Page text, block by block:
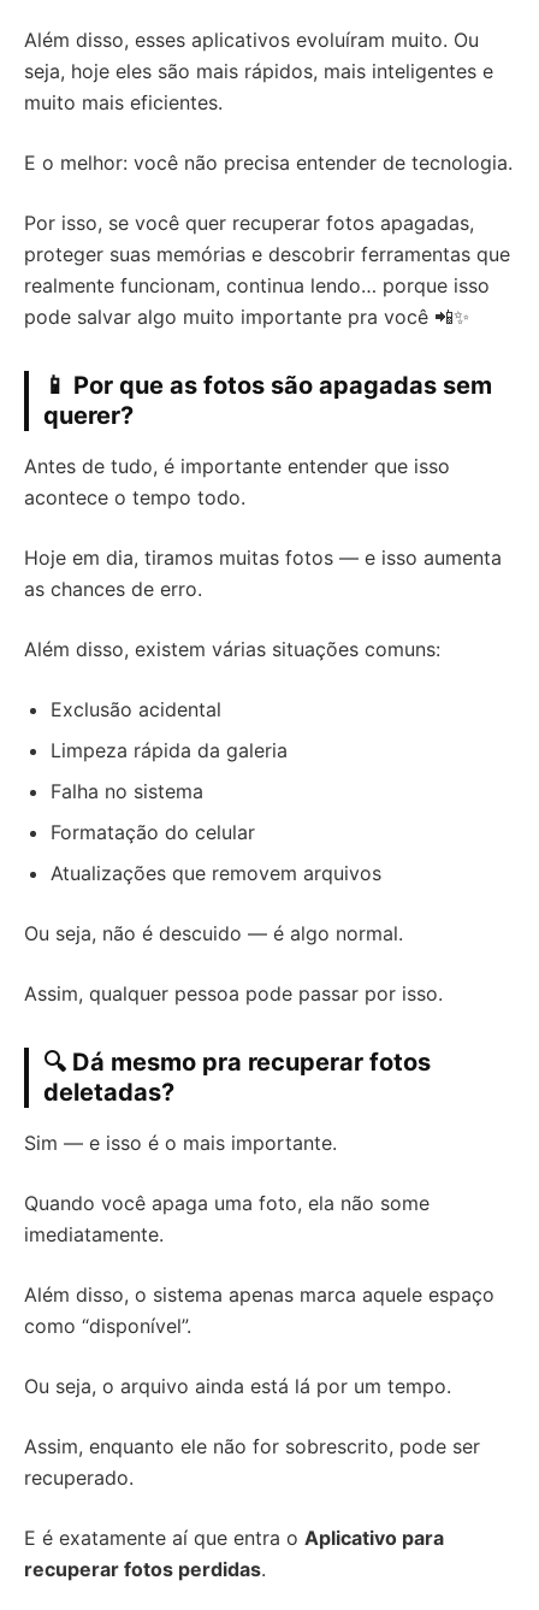
Além disso, esses aplicativos evoluíram muito. Ou
seja, hoje eles são mais rápidos, mais inteligentes e
muito mais eficientes.
E o melhor: você não precisa entender de tecnologia.
Por isso, se você quer recuperar fotos apagadas,
proteger suas memórias e descobrir ferramentas que
realmente funcionam, continua lendo… porque isso
pode salvar algo muito importante pra você 📲✨
📱 Por que as fotos são apagadas sem
querer?
Antes de tudo, é importante entender que isso
acontece o tempo todo.
Hoje em dia, tiramos muitas fotos — e isso aumenta
as chances de erro.
Além disso, existem várias situações comuns:
Exclusão acidental
Limpeza rápida da galeria
Falha no sistema
Formatação do celular
Atualizações que removem arquivos
Ou seja, não é descuido — é algo normal.
Assim, qualquer pessoa pode passar por isso.
🔍 Dá mesmo pra recuperar fotos
deletadas?
Sim — e isso é o mais importante.
Quando você apaga uma foto, ela não some
imediatamente.
Além disso, o sistema apenas marca aquele espaço
como “disponível”.
Ou seja, o arquivo ainda está lá por um tempo.
Assim, enquanto ele não for sobrescrito, pode ser
recuperado.
E é exatamente aí que entra o Aplicativo para
recuperar fotos perdidas.